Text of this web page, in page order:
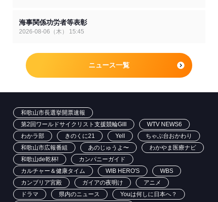
海事関係功労者等表彰
2026-08-06（木） 15:45
ニュース一覧
和歌山市長選挙開票速報
第2回ワールドサイクリスト支援競輪GIII
WTV NEWS6
わかラ部
きのくに21 Yell
ちゃぶ台おかわり
和歌山市広報番組
あのじゅうよ〜
わかやま医療ナビ
和歌山de乾杯!
カンパニーガイド
カルチャー＆健康タイム
WIB HERO'S
WBS
カンブリア宮殿
ガイアの夜明け
アニメ
ドラマ
県内のニュース
Youは何しに日本へ？